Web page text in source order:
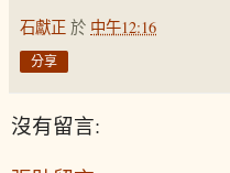
石獻正 於 中午12:16
分享
沒有留言: